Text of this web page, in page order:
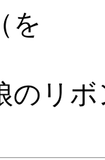
を
のリ